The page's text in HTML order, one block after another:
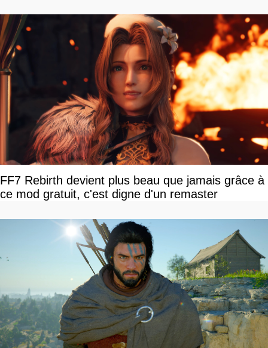
FF7 Rebirth devient plus beau que jamais grâce à
ce mod gratuit, c'est digne d'un remaster